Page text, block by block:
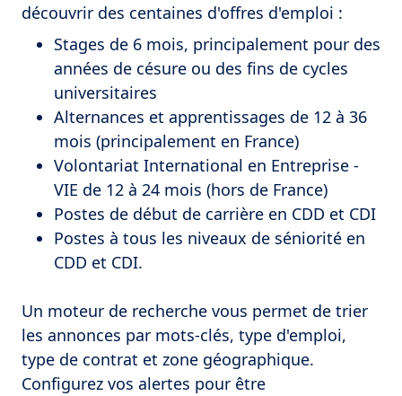
découvrir des centaines d'offres d'emploi :
Stages de 6 mois, principalement pour des
années de césure ou des fins de cycles
universitaires
Alternances et apprentissages de 12 à 36
mois (principalement en France)
Volontariat International en Entreprise -
VIE de 12 à 24 mois (hors de France)
Postes de début de carrière en CDD et CDI
Postes à tous les niveaux de séniorité en
CDD et CDI.
Un moteur de recherche vous permet de trier
les annonces par mots-clés, type d'emploi,
type de contrat et zone géographique.
Configurez vos alertes pour être